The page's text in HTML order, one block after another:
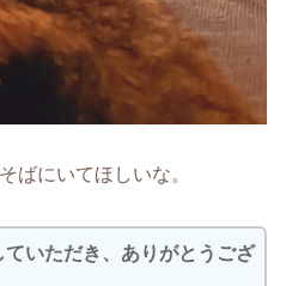
ばにいてほしいな。
ていただき、ありがとうござ